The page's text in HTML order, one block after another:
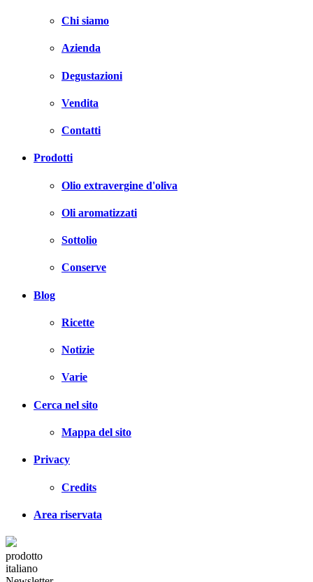
Chi siamo
Azienda
Degustazioni
Vendita
Contatti
Prodotti
Olio extravergine d'oliva
Oli aromatizzati
Sottolio
Conserve
Blog
Ricette
Notizie
Varie
Cerca nel sito
Mappa del sito
Privacy
Credits
Area riservata
prodotto
italiano